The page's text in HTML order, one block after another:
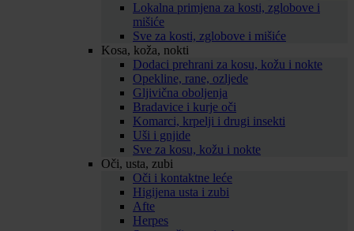
Lokalna primjena za kosti, zglobove i
mišiće
Sve za kosti, zglobove i mišiće
Kosa, koža, nokti
Dodaci prehrani za kosu, kožu i nokte
Opekline, rane, ozljede
Gljivična oboljenja
Bradavice i kurje oči
Komarci, krpelji i drugi insekti
Uši i gnjide
Sve za kosu, kožu i nokte
Oči, usta, zubi
Oči i kontaktne leće
Higijena usta i zubi
Afte
Herpes